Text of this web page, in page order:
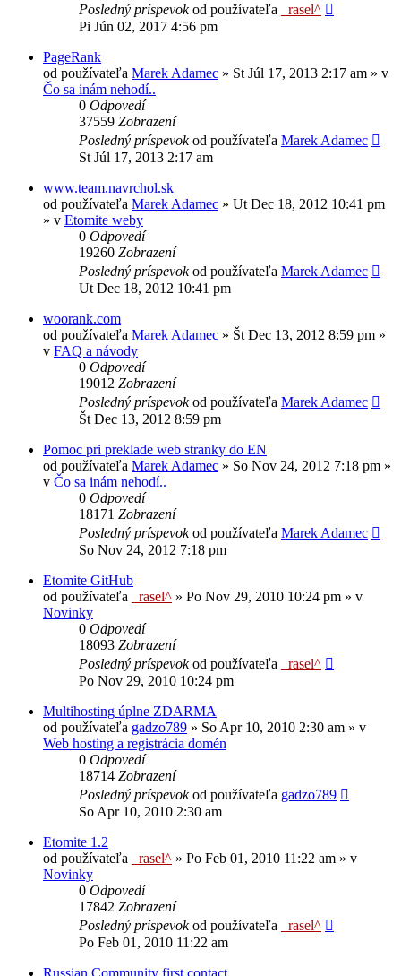
Posledný príspevokod používateľa
_rasel^
Pi Jún 02, 2017 4:56 pm
PageRank
od používateľa Marek Adamec » St Júl 17, 2013 2:17 am » v
Čo sa inám nehodí..
0 Odpovedí
37559 Zobrazení
Posledný príspevokod používateľa Marek Adamec
St Júl 17, 2013 2:17 am
www.team.navrchol.sk
od používateľa Marek Adamec » Ut Dec 18, 2012 10:41 pm
» v Etomite weby
0 Odpovedí
19260 Zobrazení
Posledný príspevokod používateľa Marek Adamec
Ut Dec 18, 2012 10:41 pm
woorank.com
od používateľa Marek Adamec » Št Dec 13, 2012 8:59 pm »
v FAQ a návody
0 Odpovedí
19012 Zobrazení
Posledný príspevokod používateľa Marek Adamec
Št Dec 13, 2012 8:59 pm
Pomoc pri preklade web stranky do EN
od používateľa Marek Adamec » So Nov 24, 2012 7:18 pm »
v Čo sa inám nehodí..
0 Odpovedí
18171 Zobrazení
Posledný príspevokod používateľa Marek Adamec
So Nov 24, 2012 7:18 pm
Etomite GitHub
od používateľa
_rasel^ » Po Nov 29, 2010 10:24 pm » v
Novinky
0 Odpovedí
18093 Zobrazení
Posledný príspevokod používateľa
_rasel^
Po Nov 29, 2010 10:24 pm
Multihosting úplne ZDARMA
od používateľa gadzo789 » So Apr 10, 2010 2:30 am » v
Web hosting a registrácia domén
0 Odpovedí
18714 Zobrazení
Posledný príspevokod používateľa gadzo789
So Apr 10, 2010 2:30 am
Etomite 1.2
od používateľa
_rasel^ » Po Feb 01, 2010 11:22 am » v
Novinky
0 Odpovedí
17842 Zobrazení
Posledný príspevokod používateľa
_rasel^
Po Feb 01, 2010 11:22 am
Russian Community first contact